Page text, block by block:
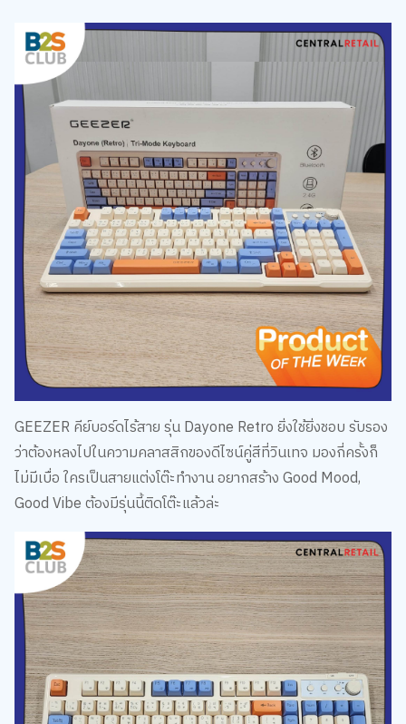
GEEZER คีย์บอร์ดไร้สาย รุ่น Dayone Retro ยิ่งใช้ยิ่งชอบ รับรอง
ว่าต้องหลงไปในความคลาสสิกของดีไซน์คู่สีที่วินเทจ มองกี่ครั้งก็
ไม่มีเบื่อ ใครเป็นสายแต่งโต๊ะทำงาน อยากสร้าง Good Mood,
Good Vibe ต้องมีรุ่นนี้ติดโต๊ะแล้วล่ะ